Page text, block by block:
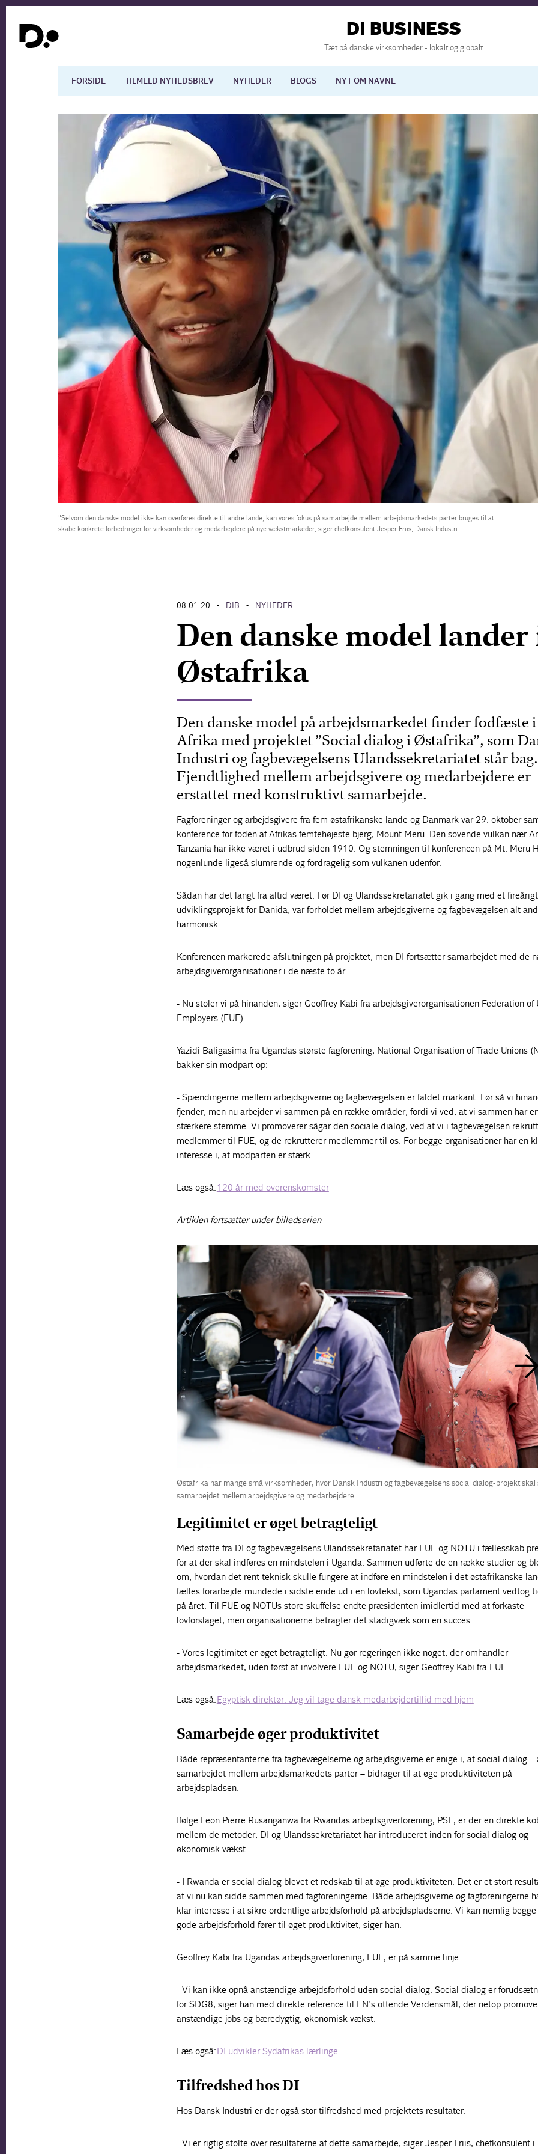
DI BUSINESS
Tæt på danske virksomheder - lokalt og globalt
FORSIDE TILMELD NYHEDSBREV NYHEDER BLOGS NYT OM NAVNE
Dansk økonomi Digitalisering
Arbejdsmarkedet Uddannelse Europapolitik
"Selvom den danske model ikke kan overføres direkte til andre lande, kan vores fokus på samarbejde mellem arbejdsmarkedets parter bruges til at
skabe konkrete forbedringer for virksomheder og medarbejdere på nye vækstmarkeder, siger chefkonsulent Jesper Friis, Dansk Industri.
08.01.20 • DIB • NYHEDER
Den danske model lander
Østafrika
Den danske model på arbejdsmarkedet finder fodfæste i
Afrika med projektet ”Social dialog i Østafrika”, som
Industri og fagbevægelsens Ulandssekretariatet står bag.
Fjendtlighed mellem arbejdsgivere og medarbejdere er
erstattet med konstruktivt samarbejde.
Fagforeninger og arbejdsgivere fra fem østafrikanske lande og Danmark var 29. oktober
konference for foden af Afrikas femtehøjeste bjerg, Mount Meru. Den sovende vulkan nær
Tanzania har ikke været i udbrud siden 1910. Og stemningen til konferencen på Mt. Meru
nogenlunde ligeså slumrende og fordragelig som vulkanen udenfor.
Sådan har det langt fra altid været. Før DI og Ulandssekretariatet gik i gang med et fireårigt
udviklingsprojekt for Danida, var forholdet mellem arbejdsgiverne og fagbevægelsen alt
harmonisk.
Konferencen markerede afslutningen på projektet, men DI fortsætter samarbejdet med de
arbejdsgiverorganisationer i de næste to år.
- Nu stoler vi på hinanden, siger Geoffrey Kabi fra arbejdsgiverorganisationen Federation of
Employers (FUE).
Yazidi Baligasima fra Ugandas største fagforening, National Organisation of Trade Unions
bakker sin modpart op:
- Spændingerne mellem arbejdsgiverne og fagbevægelsen er faldet markant. Før så vi
fjender, men nu arbejder vi sammen på en række områder, fordi vi ved, at vi sammen har
stærkere stemme. Vi promoverer sågar den sociale dialog, ved at vi i fagbevægelsen
medlemmer til FUE, og de rekrutterer medlemmer til os. For begge organisationer har en
interesse i, at modparten er stærk.
Læs også: 120 år med overenskomster
Artiklen fortsætter under billedserien
Østafrika har mange små virksomheder, hvor Dansk Industri og fagbevægelsens social dialog-projekt skal
samarbejdet mellem arbejdsgivere og medarbejdere.
Legitimitet er øget betragteligt
Med støtte fra DI og fagbevægelsens Ulandssekretariatet har FUE og NOTU i fællesskab
for at der skal indføres en mindsteløn i Uganda. Sammen udførte de en række studier og
om, hvordan det rent teknisk skulle fungere at indføre en mindsteløn i det østafrikanske
fælles forarbejde mundede i sidste ende ud i en lovtekst, som Ugandas parlament vedtog
på året. Til FUE og NOTUs store skuffelse endte præsidenten imidlertid med at forkaste
lovforslaget, men organisationerne betragter det stadigvæk som en succes.
- Vores legitimitet er øget betragteligt. Nu gør regeringen ikke noget, der omhandler
arbejdsmarkedet, uden først at involvere FUE og NOTU, siger Geoffrey Kabi fra FUE.
Læs også:Egyptisk direktør: Jeg vil tage dansk medarbejdertillid med hjem
Samarbejde øger produktivitet
Både repræsentanterne fra fagbevægelserne og arbejdsgiverne er enige i, at social dialog –
samarbejdet mellem arbejdsmarkedets parter – bidrager til at øge produktiviteten på
arbejdspladsen.
Ifølge Leon Pierre Rusanganwa fra Rwandas arbejdsgiverforening, PSF, er der en direkte
mellem de metoder, DI og Ulandssekretariatet har introduceret inden for social dialog og
økonomisk vækst.
- I Rwanda er social dialog blevet et redskab til at øge produktiviteten. Det er et stort
at vi nu kan sidde sammen med fagforeningerne. Både arbejdsgiverne og fagforeningerne
klar interesse i at sikre ordentlige arbejdsforhold på arbejdspladserne. Vi kan nemlig
gode arbejdsforhold fører til øget produktivitet, siger han.
Geoffrey Kabi fra Ugandas arbejdsgiverforening, FUE, er på samme linje:
- Vi kan ikke opnå anstændige arbejdsforhold uden social dialog. Social dialog er
for SDG8, siger han med direkte reference til FN’s ottende Verdensmål, der netop
anstændige jobs og bæredygtig, økonomisk vækst.
Læs også:DI udvikler Sydafrikas lærlinge
Tilfredshed hos DI
Hos Dansk Industri er der også stor tilfredshed med projektets resultater.
- Vi er rigtig stolte over resultaterne af dette samarbejde, siger Jesper Friis, chefkonsulent i